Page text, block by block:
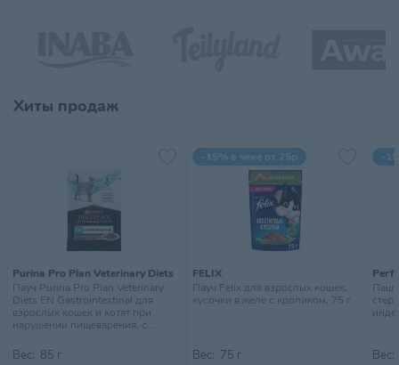
Хиты продаж
Purina Pro Plan Veterinary Diets
Пауч Purina Pro Plan Veterinary
Diets EN Gastrointestinal для
взрослых кошек и котят при
нарушении пищеварения, с
Вес: 85 г
-15% в чеке от 25р
FELIX
Пауч Felix для взрослых кошек,
кусочки в желе с кроликом, 75 г
Вес: 75 г
-
Вес: